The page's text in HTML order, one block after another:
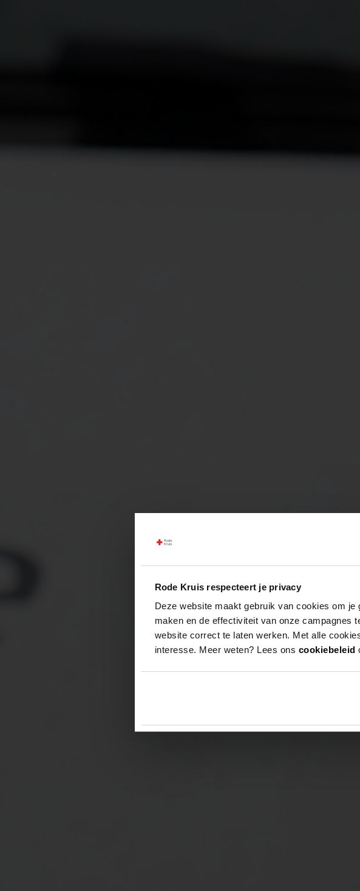
Rode Kruis respecteert je privacy
Deze website maakt gebruik van cookies om
maken en de effectiviteit van onze campagnes
website correct te laten werken. Met alle
interesse. Meer weten? Lees ons cookiebeleid